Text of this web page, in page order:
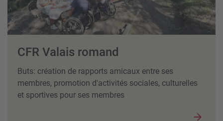
CFR Valais romand
Buts: création de rapports amicaux entre ses
membres, promotion d'activités sociales, culturelles
et sportives pour ses membres